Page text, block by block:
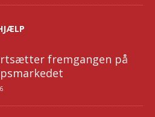
fremgangen på